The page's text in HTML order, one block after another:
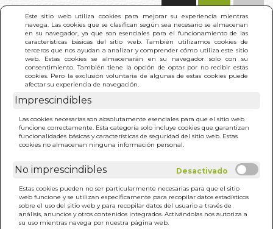
Este sitio web utiliza cookies para mejorar su experiencia mientras
navega. Las cookies que se clasifican según sea necesario se almacenan
en su navegador, ya que son esenciales para el funcionamiento de las
características básicas del sitio web. También utilizamos cookies de
terceros que nos ayudan a analizar y comprender cómo utiliza este sitio
web. Estas cookies se almacenarán en su navegador solo con su
consentimiento. También tiene la opción de optar por no recibir estas
cookies. Pero la exclusión voluntaria de algunas de estas cookies puede
afectar su experiencia de navegación.
Imprescindibles
Las cookies necesarias son absolutamente esenciales para que el sitio web
funcione correctamente. Esta categoría solo incluye cookies que garantizan
funcionalidades básicas y características de seguridad del sitio web. Estas
cookies no almacenan ninguna información personal.
No imprescindibles
Estas cookies pueden no ser particularmente necesarias para que el sitio
web funcione y se utilizan específicamente para recopilar datos estadísticos
sobre el uso del sitio web y para recopilar datos del usuario a través de
análisis, anuncios y otros contenidos integrados. Activándolas nos autoriza a
su uso mientras navega por nuestra página web.
INICIO > CENA. LA